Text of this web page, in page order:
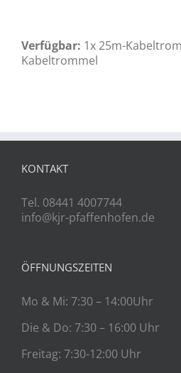
Verfügbar: 1x 25m-
Kabeltrommel
KONTAKT
Tel. 08441 4007744
info@kjr-pfaffenhofen.de
ÖFFNUNGSZEITEN
Mo & Mi: 7:30 – 14:00Uhr
Die & Do: 7:30 – 16:00 Uhr
Freitag: 7:30-12:00 Uhr